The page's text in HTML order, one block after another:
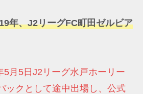
年、J2リーグFC町田ゼルビア
5月5日J2リーグ水戸ホーリー
ックとして途中出場し、公式